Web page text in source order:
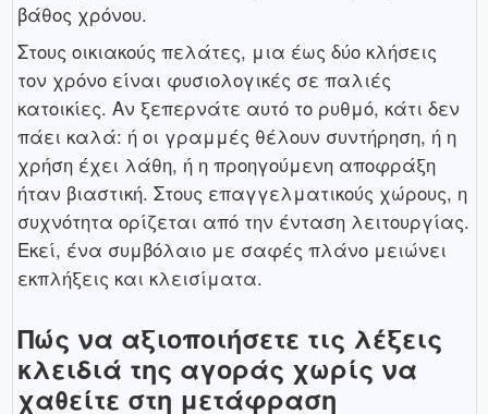
βάθος χρόνου.
Στους οικιακούς πελάτες, μια έως δύο κλήσεις
τον χρόνο είναι φυσιολογικές σε παλιές
κατοικίες. Αν ξεπερνάτε αυτό το ρυθμό, κάτι δεν
πάει καλά: ή οι γραμμές θέλουν συντήρηση, ή η
χρήση έχει λάθη, ή η προηγούμενη αποφράξη
ήταν βιαστική. Στους επαγγελματικούς χώρους, η
συχνότητα ορίζεται από την ένταση λειτουργίας.
Εκεί, ένα συμβόλαιο με σαφές πλάνο μειώνει
εκπλήξεις και κλεισίματα.
Πώς να αξιοποιήσετε τις λέξεις
κλειδιά της αγοράς χωρίς να
χαθείτε στη μετάφραση